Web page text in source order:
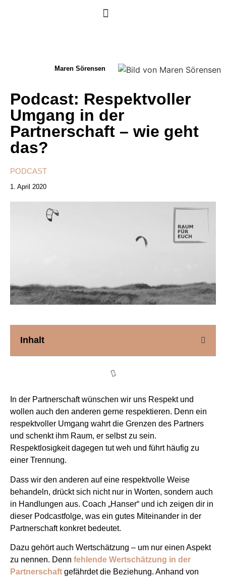
Maren Sörensen
Podcast: Respektvoller
Umgang in der
Partnerschaft – wie geht
das?
PODCAST
1. April 2020
Inhalt
In der Partnerschaft wünschen wir uns Respekt und
wollen auch den anderen gerne respektieren. Denn ein
respektvoller Umgang wahrt die Grenzen des Partners
und schenkt ihm Raum, er selbst zu sein.
Respektlosigkeit dagegen tut weh und führt häufig zu
einer Trennung.
Dass wir den anderen auf eine respektvolle Weise
behandeln, drückt sich nicht nur in Worten, sondern auch
in Handlungen aus. Coach „Hanser“ und ich zeigen dir in
dieser Podcastfolge, was ein gutes Miteinander in der
Partnerschaft konkret bedeutet.
Dazu gehört auch Wertschätzung – um nur einen Aspekt
zu nennen. Denn fehlende Wertschätzung in der
Partnerschaft gefährdet die Beziehung. Anhand von